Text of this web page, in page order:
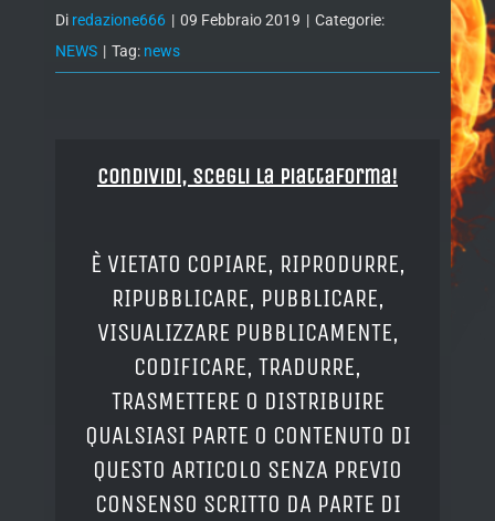
Di redazione666 | 09 Febbraio 2019 | Categorie:
NEWS | Tag: news
Condividi, Scegli la piattaforma!
È VIETATO COPIARE, RIPRODURRE,
RIPUBBLICARE, PUBBLICARE,
VISUALIZZARE PUBBLICAMENTE,
CODIFICARE, TRADURRE,
TRASMETTERE O DISTRIBUIRE
QUALSIASI PARTE O CONTENUTO DI
QUESTO ARTICOLO SENZA PREVIO
CONSENSO SCRITTO DA PARTE DI